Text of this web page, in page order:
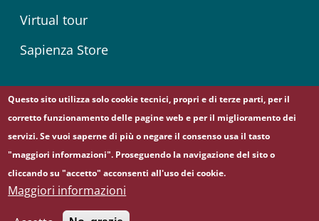
Virtual tour
Sapienza Store
Follow us on
© Sapienza Università di Roma - Piazzale Aldo Moro 5,
00185 Roma - (+39) 06 49911 - C.F.: 80209930587 - P. Iva:
02133771002
Questo sito utilizza solo cookie tecnici, propri e di terze parti, per il
corretto funzionamento delle pagine web e per il miglioramento dei
servizi. Se vuoi saperne di più o negare il consenso usa il tasto
"maggiori informazioni". Proseguendo la navigazione del sito o
cliccando su "accetto" acconsenti all'uso dei cookie.
Maggiori informazioni